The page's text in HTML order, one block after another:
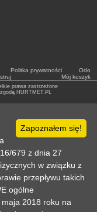
Politka prywatności
Odo
Mój koszyk
prawa zastrzeżone
HURTMET.PL
Zapoznałem się!
679 z dnia 27
w związku z
przepływu takich
ogólne
2018 roku na